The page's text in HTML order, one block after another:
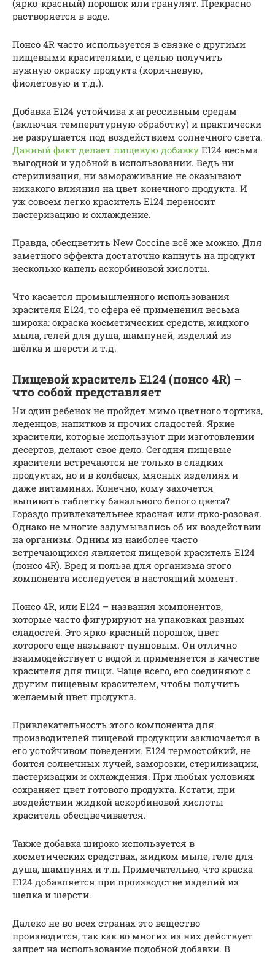
(ярко-красный) порошок или гранулят. Прекрасно
растворяется в воде.
Понсо 4R часто используется в связке с другими
пищевыми красителями, с целью получить
нужную окраску продукта (коричневую,
фиолетовую и т.д.).
Добавка Е124 устойчива к агрессивным средам
(включая температурную обработку) и практически
не разрушается под воздействием солнечного света.
Данный факт делает пищевую добавку Е124 весьма
выгодной и удобной в использовании. Ведь ни
стерилизация, ни замораживание не оказывают
никакого влияния на цвет конечного продукта. И
уж совсем легко краситель Е124 переносит
пастеризацию и охлаждение.
Правда, обесцветить New Coccine всё же можно. Для
заметного эффекта достаточно капнуть на продукт
несколько капель аскорбиновой кислоты.
Что касается промышленного использования
красителя Е124, то сфера её применения весьма
широка: окраска косметических средств, жидкого
мыла, гелей для душа, шампуней, изделий из
шёлка и шерсти и т.д.
Пищевой краситель Е124 (понсо 4R) –
что собой представляет
Ни один ребенок не пройдет мимо цветного тортика,
леденцов, напитков и прочих сладостей. Яркие
красители, которые используют при изготовлении
десертов, делают свое дело. Сегодня пищевые
красители встречаются не только в сладких
продуктах, но и в колбасах, мясных изделиях и
даже витаминах. Конечно, кому захочется
выпивать таблетку банального белого цвета?
Гораздо привлекательнее красная или ярко-розовая.
Однако не многие задумывались об их воздействии
на организм. Одним из наиболее часто
встречающихся является пищевой краситель Е124
(понсо 4R). Вред и польза для организма этого
компонента исследуется в настоящий момент.
Понсо 4R, или Е124 – названия компонентов,
которые часто фигурируют на упаковках разных
сладостей. Это ярко-красный порошок, цвет
которого еще называют пунцовым. Он отлично
взаимодействует с водой и применяется в качестве
красителя для пищи. Чаще всего, его соединяют с
другим пищевым красителем, чтобы получить
желаемый цвет продукта.
Привлекательность этого компонента для
производителей пищевой продукции заключается в
его устойчивом поведении. Е124 термостойкий, не
боится солнечных лучей, заморозки, стерилизации,
пастеризации и охлаждения. При любых условиях
сохраняет цвет готового продукта. Кстати, при
воздействии жидкой аскорбиновой кислоты
краситель обесцвечивается.
Также добавка широко используется в
косметических средствах, жидком мыле, геле для
душа, шампунях и т.п. Примечательно, что краска
Е124 добавляется при производстве изделий из
шелка и шерсти.
Далеко не во всех странах это вещество
производится, так как во многих из них действует
запрет на использование подобной добавки. В